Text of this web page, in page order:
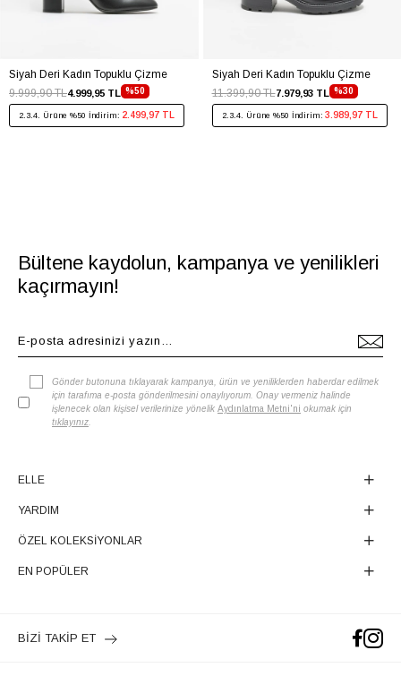
Siyah Deri Kadın Topuklu Çizme
%50
4.999,95 TL
9.999,90 TL
2.3.4. Ürüne %50 İndirim: 2.499,97 TL
Siyah Deri Kadın Topuklu Çizme
%30
7.979,93 TL
11.399,90 TL
2.3.4. Ürüne %50 İndirim: 3.989,97 TL
Bültene kaydolun, kampanya ve yenilikleri
kaçırmayın!
Gönder butonuna tıklayarak kampanya, ürün ve yeniliklerden haberdar edilmek
için tarafıma e-posta gönderilmesini onaylıyorum. Onay vermeniz halinde
işlenecek olan kişisel verilerinize yönelik Aydınlatma Metni'ni okumak için
tıklayınız
ELLE
YARDIM
ÖZEL KOLEKSİYONLAR
EN POPÜLER
BİZİ TAKİP ET